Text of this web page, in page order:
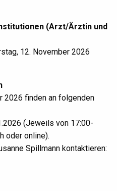
(Arzt/Ärztin und
12. November 2026
2026 finden an folgenden
(Jeweils von 17:00-
oder online).
Spillmann kontaktieren: